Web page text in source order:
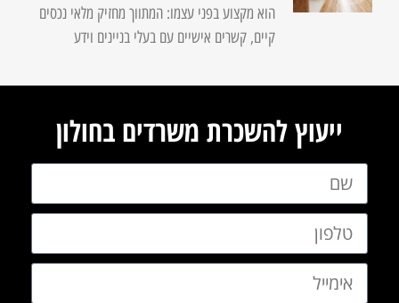
הוא מקצוע בפני עצמו: המתווך מחזיק מלאי נכסים
קיים, קשרים אישיים עם בעלי בניינים וידע
ייעוץ להשכרת משרדים בחולון